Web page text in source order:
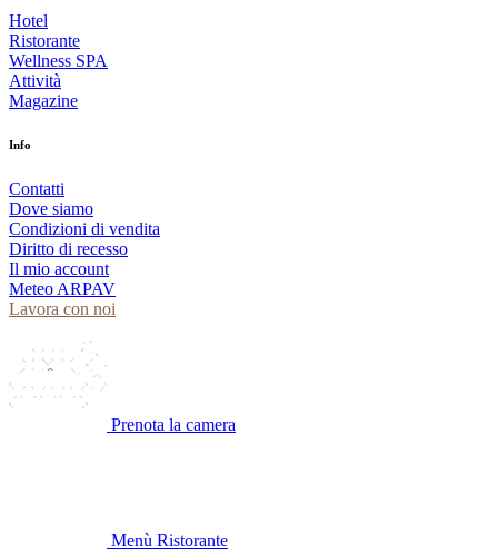
Hotel
Ristorante
Wellness SPA
Attività
Magazine
Info
Contatti
Dove siamo
Condizioni di vendita
Diritto di recesso
Il mio account
Meteo ARPAV
Lavora con noi
Prenota la camera
Menù Ristorante